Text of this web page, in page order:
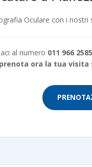
Oculare con i nostri
al numero 011 966 2585
prenota ora la tua visita